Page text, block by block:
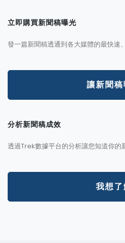
立即購買新聞稿曝光
發一篇新聞稿透通到各大媒體的最快速
讓新聞
分析新聞稿成效
透過Trek數據平台的分析讓您知道你的
我想